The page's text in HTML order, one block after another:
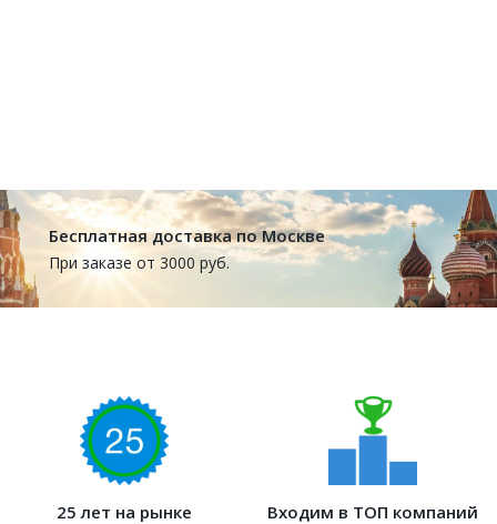
Бесплатная доставка по Москве
При заказе от 3000 руб.
25 лет на рынке Входим в ТОП компаний